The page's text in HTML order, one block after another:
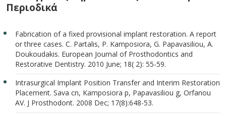
Περιοδικά
Fabrication of a fixed provisional implant restoration. A report
or three cases. C. Partalis, P. Kamposiora, G. Papavasiliou, A.
Doukoudakis. European Journal of Prosthodontics and
Restorative Dentistry. 2010 June; 18( 2): 55-59.
Intrasurgical Implant Position Transfer and Interim Restoration
Placement. Sava cn, Kamposiora p, Papavasiliou g, Orfanou
AV. J Prosthodont. 2008 Dec; 17(8):648-53.